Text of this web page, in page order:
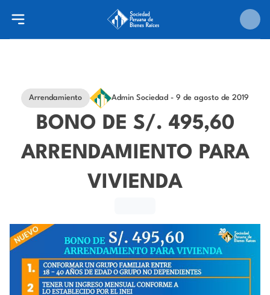
Arrendamiento Admin Sociedad - 9 de agosto de 2019
BONO DE S/. 495,60
ARRENDAMIENTO PARA
VIVIENDA